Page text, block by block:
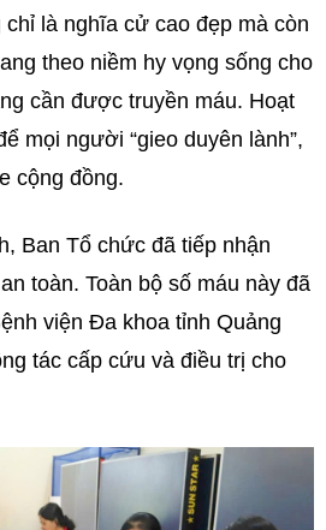
chỉ là nghĩa cử cao đẹp mà còn
theo niềm hy vọng sống cho
cần được truyền máu. Hoạt
mọi người “gieo duyên lành”,
cộng đồng.
Ban Tổ chức đã tiếp nhận
toàn. Toàn bộ số máu này đã
viện Đa khoa tỉnh Quảng
tác cấp cứu và điều trị cho